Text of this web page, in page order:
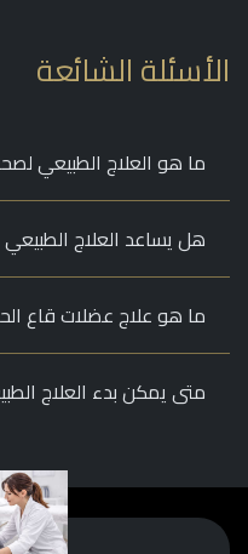
الشائعة
ما هو العلاج الطبيعي لصحة
هل يساعد العلاج الطبيعي بعد
ما هو علاج عضلات قاع
متى يمكن بدء العلاج